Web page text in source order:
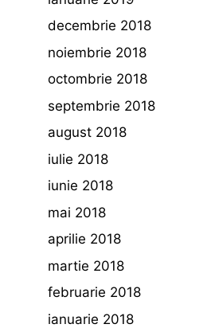
decembrie 2018
noiembrie 2018
octombrie 2018
septembrie 2018
august 2018
iulie 2018
iunie 2018
mai 2018
aprilie 2018
martie 2018
februarie 2018
ianuarie 2018